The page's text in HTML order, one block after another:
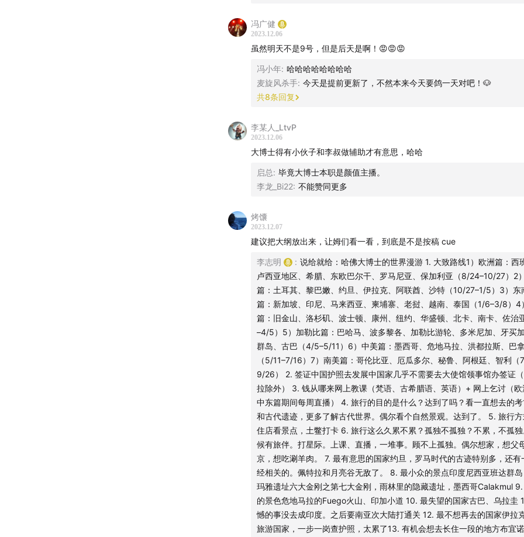
啤酒事务局每月“啤酒盲盒”将在日光集市上架啦！本月合作精酿厂牌“
smith” 。行匠是一个很有贵州特色的精酿品牌，擅长用贵州本地水果和
99元6罐，限时 12月9号，本周六一天发售！
12月9号，本周六当天，在日谈公园微信公众号回复“啤酒盲盒”即可下单
日谈公园公众号下方功能栏进入日光集市进行购买。
从本月起，每个月的9号，啤酒事务局的精酿盲盒都可以在日光集市买到
/ 日谈听友福利 /
👉 关注「日谈公园」微信公众号，参与互动享福利。
详情请戳：p.s. 声音盲盒玩法请戳这里📦
｜关注我们｜
日谈公园品牌官网，了解更多
微信公众号：日谈公园
冯广健
2023.12.06
虽然明天不是9号，但是后天是啊！😡😡😡
冯小年: 哈哈哈哈哈哈哈哈
麦旋风杀手: 今天是提前更新了，不然本来今天要鸽一天对吧！🐶
共8条回复
李某人_LtvP
2023.12.06
大博士得有小伙子和李叔做辅助才有意思，哈哈
启总: 毕竟大博士本职是颜值主播。
李龙_Bi22: 不能赞同更多
烤馕
2023.12.07
建议把大纲放出来，让姆们看一看，到底是不是按稿 cue
李志明 : 说给就给：哈佛大博士的世界漫游 1. 大致路线 ​1）欧洲篇：西
卢西亚地区、希腊、东欧巴尔干、罗马尼亚、保加利亚（8/24–10/27） ​2
篇：土耳其、黎巴嫩、约旦、伊拉克、阿联酋、沙特（10/27–1/5） ​3）东
篇：新加坡、印尼、马来西亚、柬埔寨、老挝、越南、泰国（1/6–3/8） ​4
篇：旧金山、洛杉矶、波士顿、康州、纽约、华盛顿、北卡、南卡、佐治
–4/5） ​5）加勒比篇：巴哈马、波多黎各、加勒比游轮、多米尼加、牙买
群岛、古巴（4/5–5/11） ​6）中美篇：墨西哥、危地马拉、洪都拉斯、巴
（5/11–7/16） ​7）南美篇：哥伦比亚、厄瓜多尔、秘鲁、阿根廷、智利（
9/26） 2. 签证 ​中国护照去发展中国家几乎不需要去大使馆领事馆办签证
拉除外） 3. 钱从哪来 ​网上教课（梵语、古希腊语、英语）+ 网上乞讨（欧
中东篇期间每周直播） 4. 旅行的目的是什么？达到了吗？ ​看一直想去的
和古代遗迹，更多了解古代世界。偶尔看个自然景观。达到了。 5. 旅行方
住店看景点，土鳖打卡 6. 旅行这么久累不累？孤独不孤独？ ​不累，不孤
候有旅伴。打星际。上课、直播，一堆事。顾不上孤独。偶尔想家，想父
京，想吃涮羊肉。 7. 最有意思的国家 ​约旦，罗马时代的古迹特别多，还有
经相关的。佩特拉和月亮谷无敌了。 8. 最小众的景点 ​印度尼西亚班达群岛
玛雅遗址六大金刚之第七大金刚，雨林里的隐藏遗址，墨西哥Calakmul
的景色 ​危地马拉的Fuego火山、印加小道 10. 最失望的国家 ​古巴、乌拉圭
憾的事 ​没去成印度。之后要南亚次大陆打通关 12. 最不想再去的国家 ​伊拉
旅游国家，一步一岗查护照，太累了 ​ 13. 有机会想去长住一段的地方 ​布宜